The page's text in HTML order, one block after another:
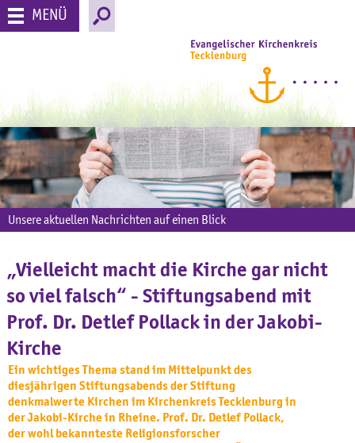
MENÜ
Unsere aktuellen Nachrichten auf einen Blick
„Vielleicht macht die Kirche gar nicht
so viel falsch“ - Stiftungsabend mit
Prof. Dr. Detlef Pollack in der Jakobi-
Kirche
Ein wichtiges Thema stand im Mittelpunkt des
diesjährigen Stiftungsabends der Stiftung
denkmalwerte Kirchen im Kirchenkreis Tecklenburg in
der Jakobi-Kirche in Rheine. Prof. Dr. Detlef Pollack,
der wohl bekannteste Religionsforscher